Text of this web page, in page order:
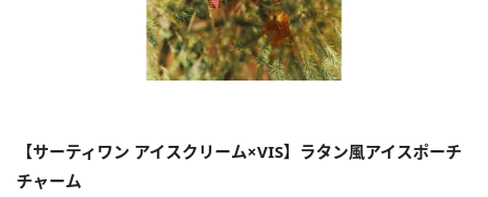
【サーティワン アイスクリーム×VIS】ラタン風アイスポーチ
チャーム